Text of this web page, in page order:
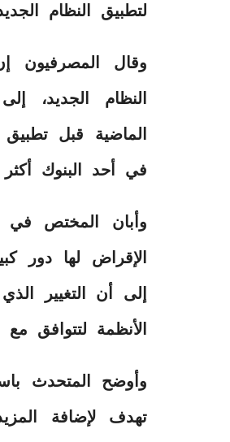
لتطبيق النظام
وقال المصرفيون
النظام الجديد،
الماضية قبل
في أحد البنوك أكثر من 6
وأبان المختص في
الإقراض لها دور
إلى أن التغيير
الأنظمة لتتوافق
وأوضح المتحدث
تهدف لإضافة